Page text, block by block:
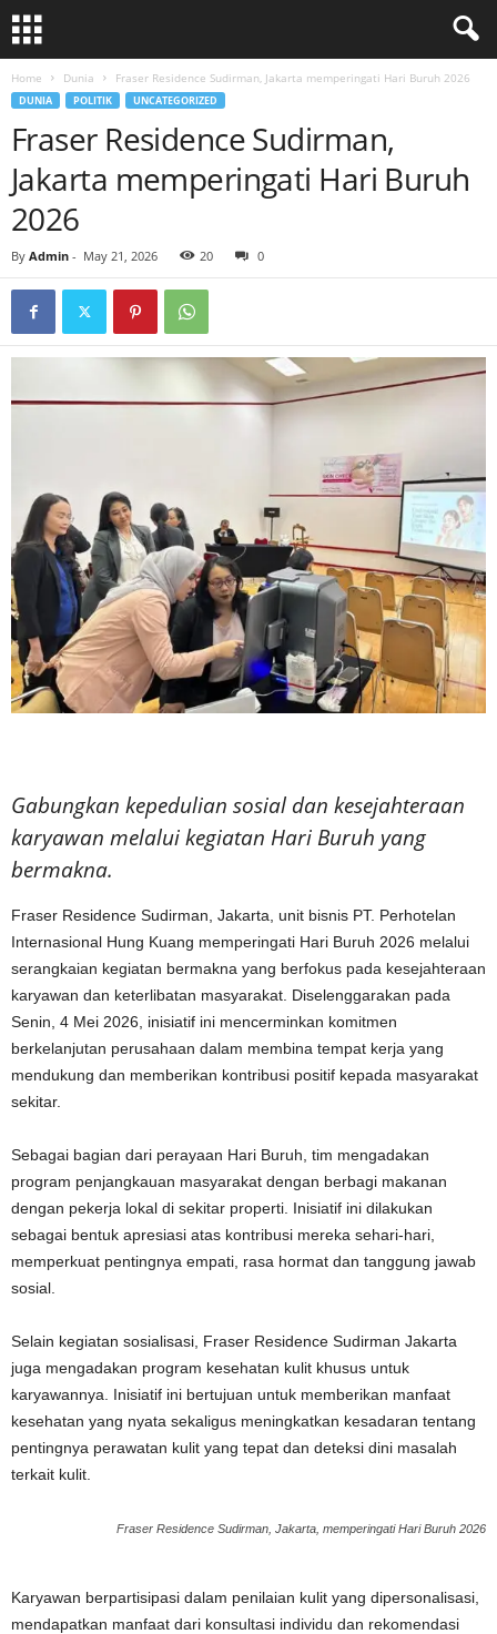
Home Dunia Fraser Residence Sudirman, Jakarta memperingati Hari Buruh 2026
DUNIA POLITIK UNCATEGORIZED
Fraser Residence Sudirman,
Jakarta memperingati Hari Buruh
2026
By Admin - May 21, 2026 20 0
Gabungkan kepedulian sosial dan kesejahteraan
karyawan melalui kegiatan Hari Buruh yang
bermakna.
Fraser Residence Sudirman, Jakarta, unit bisnis PT. Perhotelan
Internasional Hung Kuang memperingati Hari Buruh 2026 melalui
serangkaian kegiatan bermakna yang berfokus pada kesejahteraan
karyawan dan keterlibatan masyarakat. Diselenggarakan pada
Senin, 4 Mei 2026, inisiatif ini mencerminkan komitmen
berkelanjutan perusahaan dalam membina tempat kerja yang
mendukung dan memberikan kontribusi positif kepada masyarakat
sekitar.
Sebagai bagian dari perayaan Hari Buruh, tim mengadakan
program penjangkauan masyarakat dengan berbagi makanan
dengan pekerja lokal di sekitar properti. Inisiatif ini dilakukan
sebagai bentuk apresiasi atas kontribusi mereka sehari-hari,
memperkuat pentingnya empati, rasa hormat dan tanggung jawab
sosial.
Selain kegiatan sosialisasi, Fraser Residence Sudirman Jakarta
juga mengadakan program kesehatan kulit khusus untuk
karyawannya. Inisiatif ini bertujuan untuk memberikan manfaat
kesehatan yang nyata sekaligus meningkatkan kesadaran tentang
pentingnya perawatan kulit yang tepat dan deteksi dini masalah
terkait kulit.
Fraser Residence Sudirman, Jakarta, memperingati Hari Buruh 2026
Karyawan berpartisipasi dalam penilaian kulit yang dipersonalisasi,
mendapatkan manfaat dari konsultasi individu dan rekomendasi